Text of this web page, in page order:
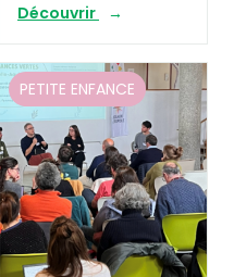
Découvrir
PETITE ENFANCE